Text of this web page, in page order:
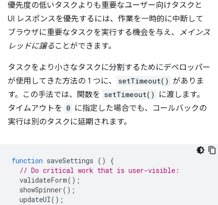
優先度の低いタスクよりも重要なユーザー向けタスクと
UI レスポンスを優先するには、作業を一時的に中断して
ブラウザに重要なタスクを実行する機会を与え、 メインス
レッドに譲る ことができます。
タスクをより小さなタスクに分割するためにデベロッパー
が使用してきた方法の 1 つに、
setTimeout() がありま
す。この手法では、関数を setTimeout()
に渡します。
タイムアウトを 0 に指定した場合でも、コールバックの
実行は別のタスクに延期されます。
function saveSettings ()
{
// Do critical work that is user-visible:
validateForm();
showSpinner();
updateUI();